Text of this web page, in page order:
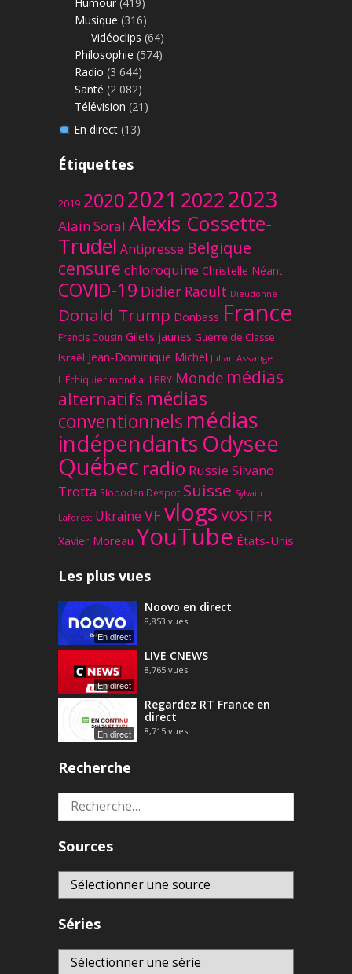
Musique (316)
Vidéoclips (64)
Philosophie (574)
Radio (3 644)
Santé (2 082)
Télévision (21)
En direct(13)
Étiquettes
2019 20202021 20222023
Alain Soral Alexis Cossette-
Trudel Antipresse Belgique
censure chloroquine Christelle Néant
COVID-19 Didier Raoult Dieudonné
Donald Trump Donbass France
Francis Cousin Gilets jaunes Guerre de Classe
Israël Jean-Dominique Michel Julian Assange
L'Échiquier mondial LBRY Monde médias
alternatifs médias
conventionnels médias
indépendantsOdysee
Québec radio Russie Silvano
Trotta Slobodan Despot Suisse Sylvain
Laforest Ukraine VFvlogs VOSTFR
Xavier Moreau YouTube États-Unis
Les plus vues
En direct
Noovo en direct
8,853 vues
En direct
LIVE CNEWS
8,765 vues
En direct
Regardez RT France en
direct
8,715 vues
Recherche
Rechercher :
Sources
Séries